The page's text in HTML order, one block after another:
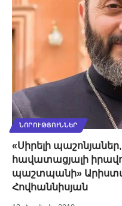
ՆՈՐՈՒԹՅՈՒՆՆԵՐ
«Սիրելի
հավատացյալի
պաշտպանի»
Հովհաննիսյան